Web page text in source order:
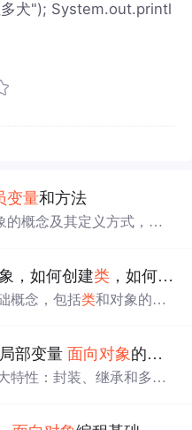
犬"); System.out.printl
变量和方法
的概念及其定义方式，包
，如何创建类 ，如何创建对象，如何访问
概念，包括类和对象的区
部变量 面向对象的封装 构造方法
特性：封装、继承和多